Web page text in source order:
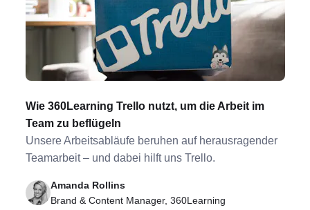
Wie 360Learning Trello nutzt, um die Arbeit im
Team zu beflügeln
Unsere Arbeitsabläufe beruhen auf herausragender
Teamarbeit – und dabei hilft uns Trello.
Amanda Rollins
Brand & Content Manager, 360Learning